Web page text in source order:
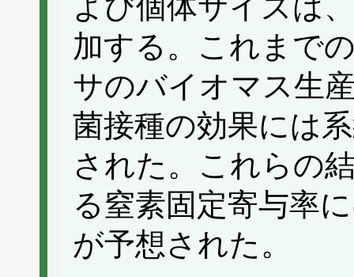
よび個体サイズは
加する。これまで
サのバイオマス生
菌接種の効果には
された。これらの
る窒素固定寄与率
が予想された。